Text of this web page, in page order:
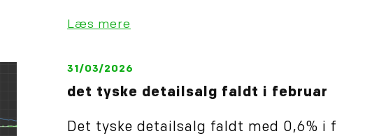
Læs mere
31/03/2026
det tyske detailsalg faldt i februar
Det tyske detailsalg faldt med 0,6% i f